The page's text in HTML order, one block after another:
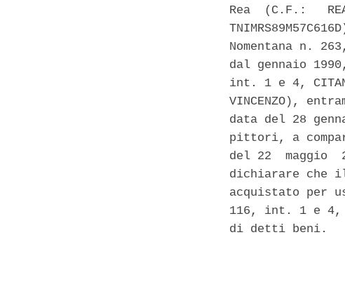
Rea  (C.F.:
Nomentana n.
dal gennaio
int. 1 e 4,
VINCENZO),
data del 28
pittori, a
del 22
dichiarare che
acquistato per
116, int. 1 e
di detti beni.